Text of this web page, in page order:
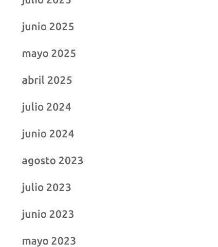
junio 2025
mayo 2025
abril 2025
julio 2024
junio 2024
agosto 2023
julio 2023
junio 2023
mayo 2023